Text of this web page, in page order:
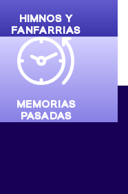
HIMNOS Y
FANFARRIAS
MEMORIAS
PASADAS